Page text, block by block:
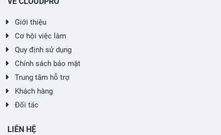
Giới thiệu
Cơ hội việc làm
Quy định sử dụng
Chính sách bảo mật
Trung tâm hỗ trợ
Khách hàng
Đối tác
LIÊN HỆ